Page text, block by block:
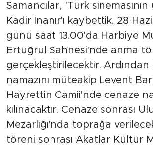
Samancılar, 'Türk sinemasının
Kadir İnanır'ı kaybettik. 28
günü saat 13.00'da Harbiye
Ertuğrul Sahnesi'nde anma
gerçekleştirilecektir. Ardından
namazını müteakip Levent
Hayrettin Camii'nde cenaze
kılınacaktır. Cenaze sonrası
Mezarlığı'nda toprağa
töreni sonrası Akatlar Kültür